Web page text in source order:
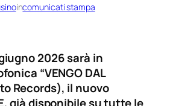
incomunicati stampa
2026 sarà in
“VENGO DAL
Records), il nuovo